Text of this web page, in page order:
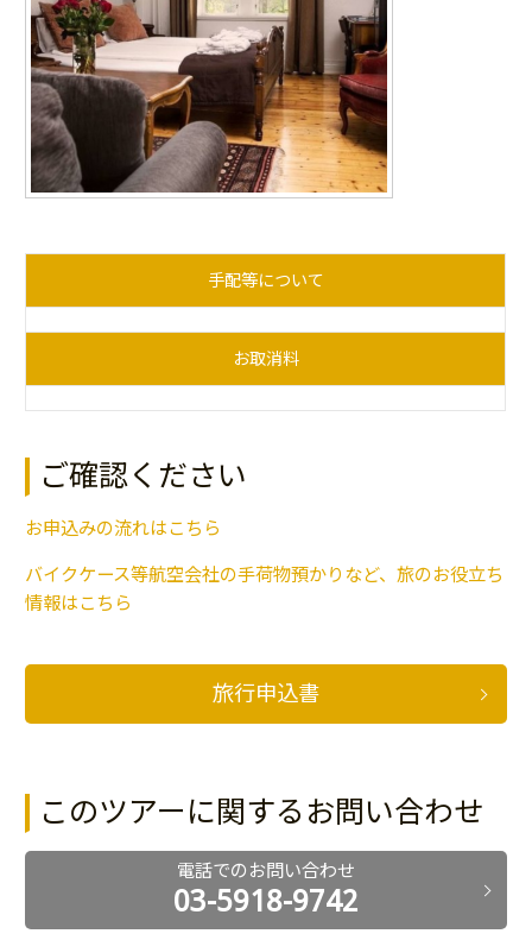
手配等について
お取消料
ご確認ください
お申込みの流れはこちら
バイクケース等航空会社の手荷物預かりなど、旅のお役立ち
情報はこちら
旅行申込書
このツアーに関するお問い合わせ
電話でのお問い合わせ
03-5918-9742